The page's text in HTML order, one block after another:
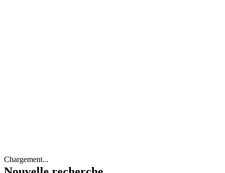
Chargement...